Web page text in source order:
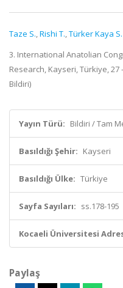
Taze S.,Rishi T.,Türker Kaya S.
3. International Anatolian
Research, Kayseri, Türkiye, 27
Bildiri)
Yayın Türü: Bildiri / Tam
Basıldığı Şehir: Kayseri
Basıldığı Ülke: Türkiye
Sayfa Sayıları: ss.178-195
Kocaeli Üniversitesi
Paylaş